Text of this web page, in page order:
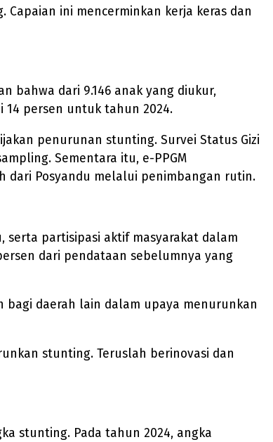
ini mencerminkan kerja keras dan
bahwa dari 9.146 anak yang diukur,
14 persen untuk tahun 2024.
penurunan stunting. Survei Status Gizi
Sementara itu, e-PPGM
dari Posyandu melalui penimbangan rutin.
serta partisipasi aktif masyarakat dalam
dari pendataan sebelumnya yang
bagi daerah lain dalam upaya menurunkan
stunting. Teruslah berinovasi dan
stunting. Pada tahun 2024, angka